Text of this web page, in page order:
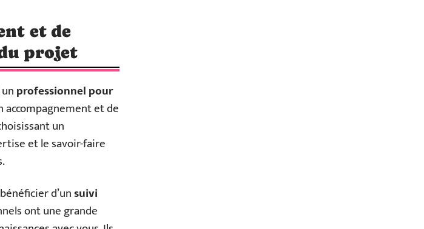
et de
projet
professionnel pour
accompagnement et de
un
et le savoir-faire
d’unsuivi
ont une grande